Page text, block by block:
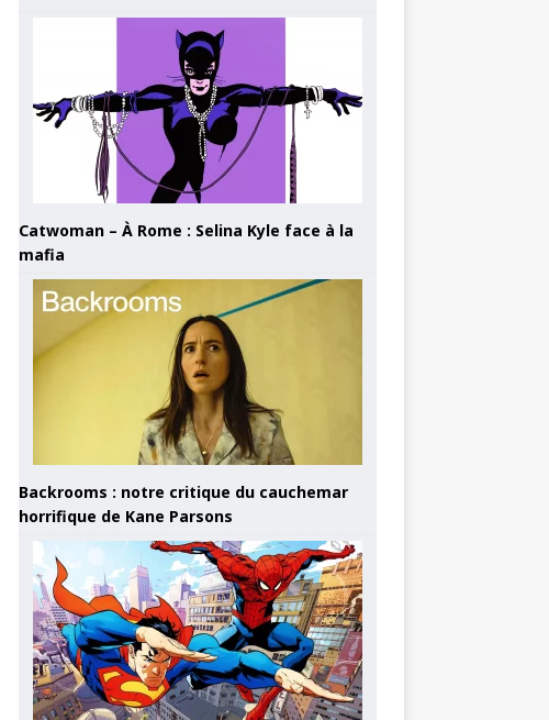
Catwoman – À Rome : Selina Kyle face à la
mafia
Backrooms : notre critique du cauchemar
horrifique de Kane Parsons